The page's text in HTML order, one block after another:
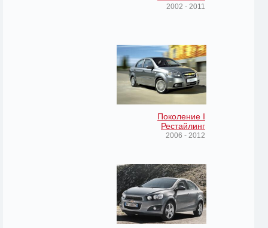
2002 - 2011
Поколение I
Рестайлинг
2006 - 2012